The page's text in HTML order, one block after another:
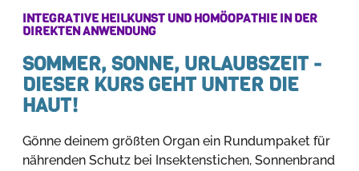
INTEGRATIVE HEILKUNST UND HOMÖOPATHIE IN DER
DIREKTEN ANWENDUNG
SOMMER, SONNE, URLAUBSZEIT -
DIESER KURS GEHT UNTER DIE
HAUT!
Gönne deinem größten Organ ein Rundumpaket für
nährenden Schutz bei Insektenstichen, Sonnenbrand